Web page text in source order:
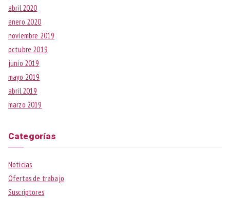
abril 2020
enero 2020
noviembre 2019
octubre 2019
junio 2019
mayo 2019
abril 2019
marzo 2019
Categorías
Noticias
Ofertas de trabajo
Suscriptores